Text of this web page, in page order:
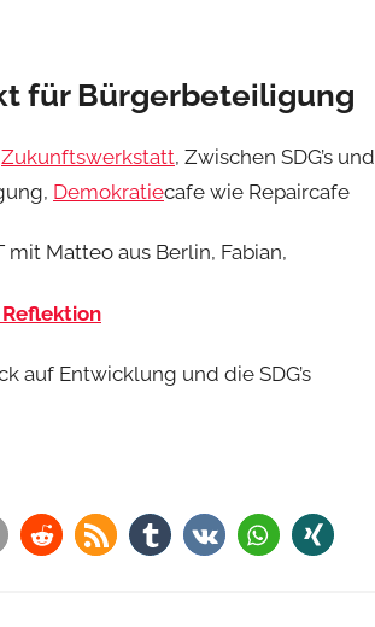
für Bürgerbeteiligung
Zukunftswerkstatt, Zwischen SDG’s und
Demokratiecafe wie Repaircafe
Matteo aus Berlin, Fabian,
auf Entwicklung und die SDG’s